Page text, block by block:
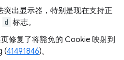
突出显示器，特别是现在支持正
d 标志。
修复了将豁免的 Cookie 映射到
(41491846)。